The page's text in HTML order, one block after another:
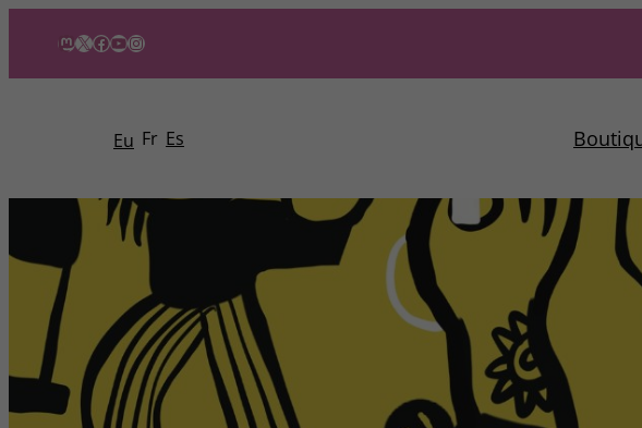
Mastodon
X Facebook
YouTube
Instagram
Eu Fr Es